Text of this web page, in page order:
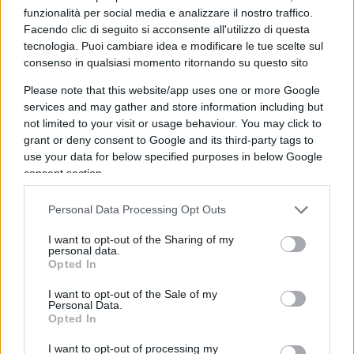
funzionalità per social media e analizzare il nostro traffico.
Facendo clic di seguito si acconsente all'utilizzo di questa
tecnologia. Puoi cambiare idea e modificare le tue scelte sul
consenso in qualsiasi momento ritornando su questo sito
Please note that this website/app uses one or more Google
services and may gather and store information including but
not limited to your visit or usage behaviour. You may click to
grant or deny consent to Google and its third-party tags to
use your data for below specified purposes in below Google
consent section.
Personal Data Processing Opt Outs
I want to opt-out of the Sharing of my
personal data.
Opted In
I want to opt-out of the Sale of my
Personal Data.
Opted In
I want to opt-out of processing my
repubblicana e imperiale, che raffigurano
personaggi la cui identità è nota, ma anche volti di
sconosciuti, oltre ad alcune teste ideali, copie
romane da originali greci. Ponendosi per lunghe
silenziose giornate davanti ai volti antichi, Spina li
ha svelati, li ha profondamente compresi
attraverso il mezzo che gli è più congeniale. La
ricerca fotografica di Spina ha portato alla
originali aspetti dei volti scolpiti, suggeriscono
particolari e dettagli non sempre facilmente
individuabili a una prima osservazione. I visitatori
originale percorso di visita, un vero e proprio
viaggio che è vera scoperta della contemporaneità
espressa dai tratti fisiognomici delle antiche